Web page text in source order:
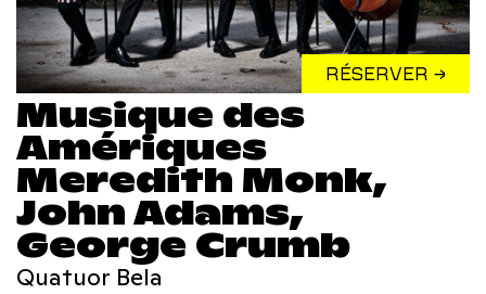
RÉSERVER →
Musique des
Amériques
Meredith Monk,
John Adams,
George Crumb
Quatuor Bela